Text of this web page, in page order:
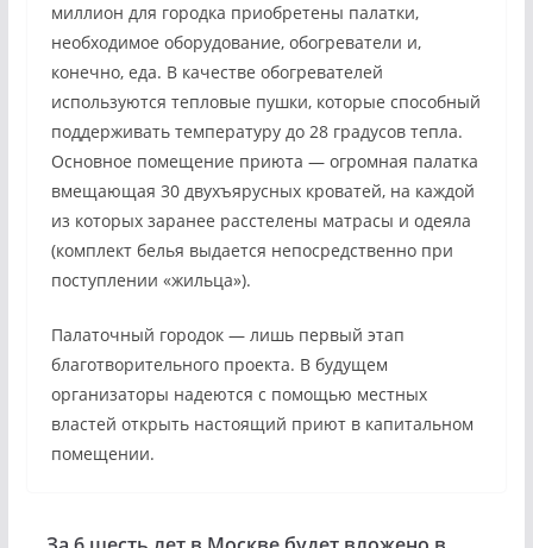
миллион для городка приобретены палатки,
необходимое оборудование, обогреватели и,
конечно, еда. В качестве обогревателей
используются тепловые пушки, которые способный
поддерживать температуру до 28 градусов тепла.
Основное помещение приюта — огромная палатка
вмещающая 30 двухъярусных кроватей, на каждой
из которых заранее расстелены матрасы и одеяла
(комплект белья выдается непосредственно при
поступлении «жильца»).
Палаточный городок — лишь первый этап
благотворительного проекта. В будущем
организаторы надеются с помощью местных
властей открыть настоящий приют в капитальном
помещении.